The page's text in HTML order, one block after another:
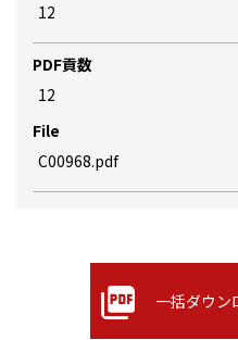
12
PDF貢数
12
File
C00968.pdf
一括ダウン